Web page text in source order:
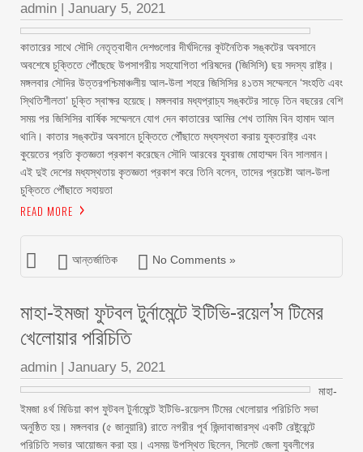
admin | January 5, 2021
কাতারের সাথে সৌদি নেতৃত্বাধীন দেশগুলোর দীর্ঘদিনের কূটনৈতিক সঙ্কটের অবসানে
অবশেষে চুক্তিতে পৌঁছেছে উপসাগরীয় সহযোগিতা পরিষদের (জিসিসি) ছয় সদস্য রাষ্ট্র।
মঙ্গলবার সৌদির উত্তরপশ্চিমাঞ্চলীয় আল-উলা শহরে জিসিসির ৪১তম সম্মেলনে ‌‘সংহতি এবং
স্থিতিশীলতা’ চুক্তি স্বাক্ষর হয়েছে। মঙ্গলবার মধ্যপ্রাচ্য সঙ্কটের সাড়ে তিন বছরের বেশি
সময় পর জিসিসির বার্ষিক সম্মেলনে যোগ দেন কাতারের আমির শেখ তামিম বিন হামাদ আল
থানি। কাতার সঙ্কটের অবসানে চুক্তিতে পৌঁছাতে মধ্যস্থতা করায় যুক্তরাষ্ট্র এবং
কুয়েতের প্রতি কৃতজ্ঞতা প্রকাশ করেছেন সৌদি আরবের যুবরাজ মোহাম্মদ বিন সালমান।
এই দুই দেশের মধ্যস্থতায় কৃতজ্ঞতা প্রকাশ করে তিনি বলেন, তাদের প্রচেষ্টা আল-উলা
চুক্তিতে পৌঁছাতে সহায়তা
READ MORE
আন্তর্জাতিক No Comments »
মাহা-ইমজা ফুটবল টুর্নামেন্টে ইটিভি-রয়েল’স টিমের
খেলোয়ার পরিচিতি
admin | January 5, 2021
মাহা-
ইমজা ৪র্থ মিডিয়া কাপ ফুটবল টুর্নামেন্টে ইটিভি-রয়েলস টিমের খেলোয়ার পরিচিতি সভা
অনুষ্ঠিত হয়। মঙ্গলবার (৫ জানুয়ারি) রাতে নগরীর পূর্ব জিন্দাবাজারস্থ একটি রেষ্টুরেন্টে
পরিচিতি সভার আয়োজন করা হয়। এসময় উপস্থিত ছিলেন, সিলেট জেলা যুবলীগের